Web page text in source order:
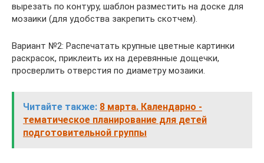
вырезать по контуру, шаблон разместить на доске для
мозаики (для удобства закрепить скотчем).
Вариант №2: Распечатать крупные цветные картинки
раскрасок, приклеить их на деревянные дощечки,
просверлить отверстия по диаметру мозаики.
Читайте также: 8 марта. Календарно -
тематическое планирование для детей
подготовительной группы